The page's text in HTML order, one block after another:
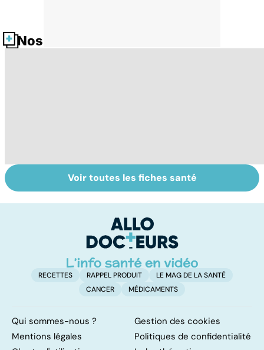
Nos fiches santé
Tout savoir sur
les infections
Covid-19 : tout
savoir sur la
Voir toutes les fiches santé
RECETTES RAPPEL PRODUIT
LE MAG DE LA SANTÉ
CANCER
MÉDICAMENTS
Qui sommes-nous ?
Gestion des cookies
Mentions légales
Politiques de confidentialité